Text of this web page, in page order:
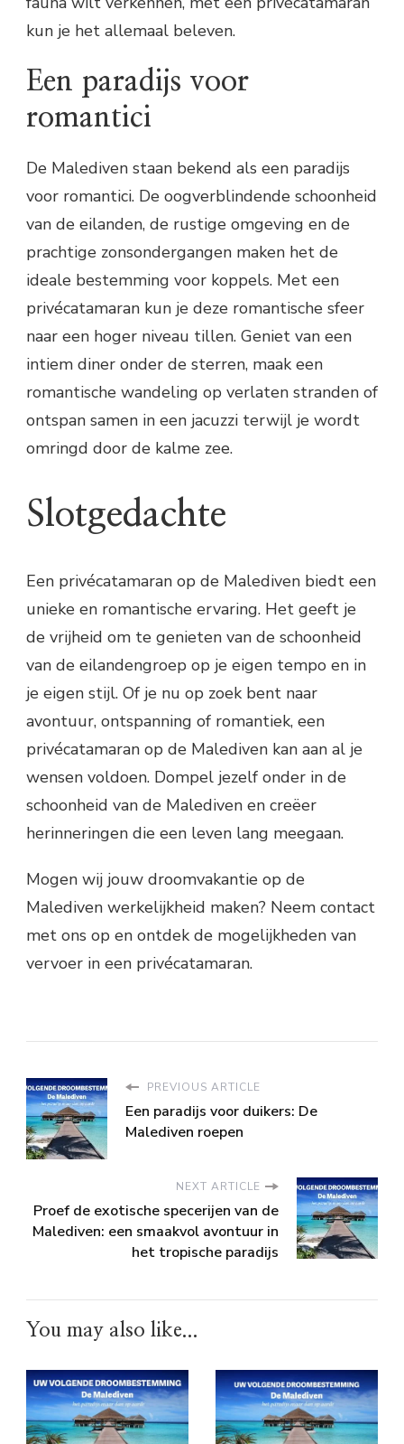
kun je het allemaal beleven.
Een paradijs voor
romantici
De Malediven staan bekend als een paradijs
voor romantici. De oogverblindende schoonheid
van de eilanden, de rustige omgeving en de
prachtige zonsondergangen maken het de
ideale bestemming voor koppels. Met een
privécatamaran kun je deze romantische sfeer
naar een hoger niveau tillen. Geniet van een
intiem diner onder de sterren, maak een
romantische wandeling op verlaten stranden of
ontspan samen in een jacuzzi terwijl je wordt
omringd door de kalme zee.
Slotgedachte
Een privécatamaran op de Malediven biedt een
unieke en romantische ervaring. Het geeft je
de vrijheid om te genieten van de schoonheid
van de eilandengroep op je eigen tempo en in
je eigen stijl. Of je nu op zoek bent naar
avontuur, ontspanning of romantiek, een
privécatamaran op de Malediven kan aan al je
wensen voldoen. Dompel jezelf onder in de
schoonheid van de Malediven en creëer
herinneringen die een leven lang meegaan.
Mogen wij jouw droomvakantie op de
Malediven werkelijkheid maken? Neem contact
met ons op en ontdek de mogelijkheden van
vervoer in een privécatamaran.
PREVIOUS ARTICLE
Een paradijs voor duikers: De
Malediven roepen
NEXT ARTICLE
Proef de exotische specerijen van de
Malediven: een smaakvol avontuur in
het tropische paradijs
You may also like...